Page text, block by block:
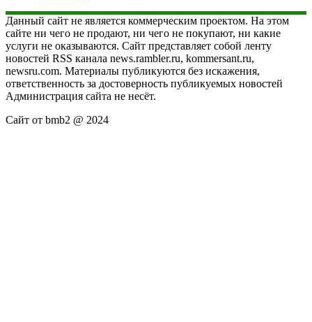
Данный сайт не является коммерческим проектом. На этом
сайте ни чего не продают, ни чего не покупают, ни какие
услуги не оказываются. Сайт представляет собой ленту
новостей RSS канала news.rambler.ru, kommersant.ru,
newsru.com. Материалы публикуются без искажения,
ответственность за достоверность публикуемых новостей
Администрация сайта не несёт.
Сайт от bmb2 @ 2024